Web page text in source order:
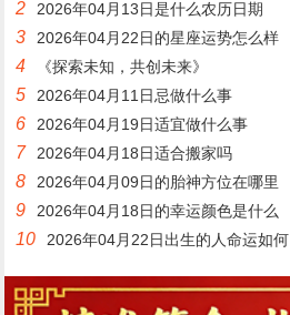
2 2026年04月13日是什么农历日期
3 2026年04月22日的星座运势怎么样
4 《探索未知，共创未来》
5 2026年04月11日忌做什么事
6 2026年04月19日适宜做什么事
7 2026年04月18日适合搬家吗
8 2026年04月09日的胎神方位在哪里
9 2026年04月18日的幸运颜色是什么
10 2026年04月22日出生的人命运如何